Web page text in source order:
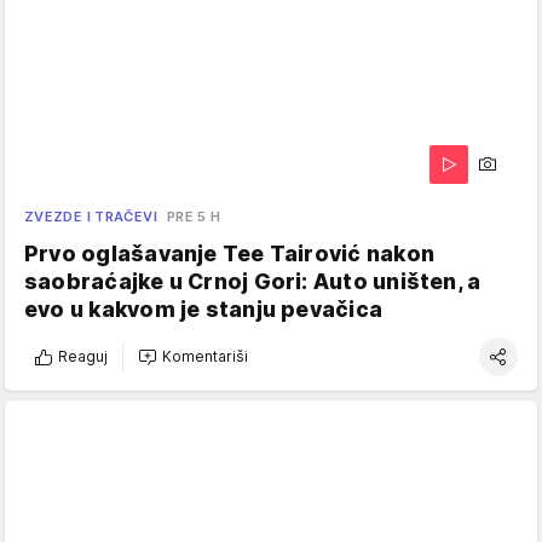
ZVEZDE I TRAČEVI PRE 5 H
Prvo oglašavanje Tee Tairović nakon
saobraćajke u Crnoj Gori: Auto uništen, a
evo u kakvom je stanju pevačica
Reaguj Komentariši